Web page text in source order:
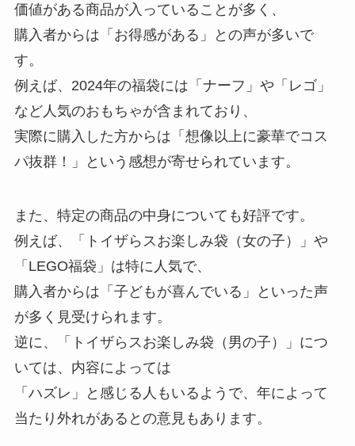
価値がある商品が入っていることが多く、
購入者からは「お得感がある」との声が多いで
す。
例えば、2024年の福袋には「ナーフ」や「レゴ」
など人気のおもちゃが含まれており、
実際に購入した方からは「想像以上に豪華でコス
パ抜群！」という感想が寄せられています。
また、特定の商品の中身についても好評です。
例えば、「トイザらスお楽しみ袋（女の子）」や
「LEGO福袋」は特に人気で、
購入者からは「子どもが喜んでいる」といった声
が多く見受けられます。
逆に、「トイザらスお楽しみ袋（男の子）」につ
いては、内容によっては
「ハズレ」と感じる人もいるようで、年によって
当たり外れがあるとの意見もあります。